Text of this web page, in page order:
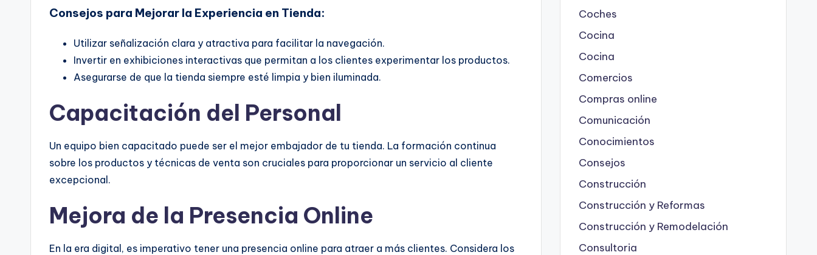
Consejos para Mejorar la Experiencia en Tienda:
Utilizar señalización clara y atractiva para facilitar la navegación.
Invertir en exhibiciones interactivas que permitan a los clientes experimentar los productos.
Asegurarse de que la tienda siempre esté limpia y bien iluminada.
Capacitación del Personal
Un equipo bien capacitado puede ser el mejor embajador de tu tienda. La formación continua
sobre los productos y técnicas de venta son cruciales para proporcionar un servicio al cliente
excepcional.
Mejora de la Presencia Online
En la era digital, es imperativo tener una presencia online para atraer a más clientes. Considera los
Coches
Cocina
Cocina
Comercios
Compras online
Comunicación
Conocimientos
Consejos
Construcción
Construcción y Reformas
Construcción y Remodelación
Consultoria